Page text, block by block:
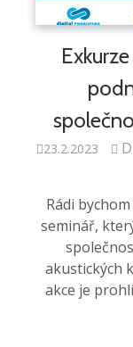
23.2.2023
Rádi
seminář,
akustických
akce je